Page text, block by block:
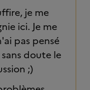
je me
ici. Je me
pas pensé
doute le
;)